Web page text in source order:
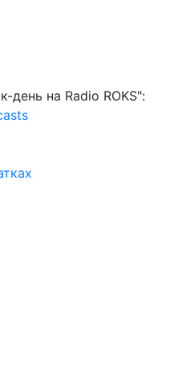
день на Radio ROKS":